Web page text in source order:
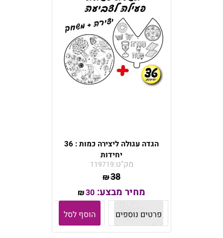
הגדה עגולה ליצירה כמות : 36
יחידות
מק"ט:119719
₪38
מחיר מבצע: ₪30
פרטים נוספים
הוסף לסל